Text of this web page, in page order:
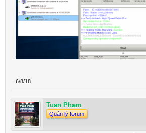
6/8/18
Tuan Pham
Quản lý forum